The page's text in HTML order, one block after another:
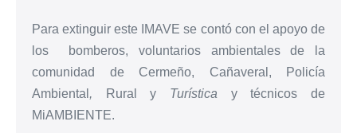
Para extinguir este IMAVE se contó con el apoyo de
los bomberos, voluntarios ambientales de la
comunidad de Cermeño, Cañaveral, Policía
Ambiental , Rural y Turística y técnicos de
MiAMBIENTE.